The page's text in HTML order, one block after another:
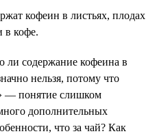
кофеин в листьях, плодах
в кофе.
ли содержание кофеина в
нельзя, потому что
— понятие слишком
дополнительных
что за чай? Как